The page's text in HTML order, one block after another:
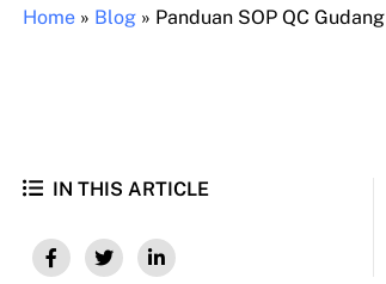
Home » Blog » Panduan SOP QC Gudang
IN THIS ARTICLE